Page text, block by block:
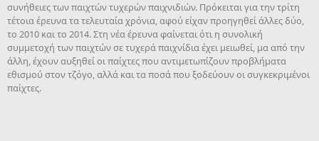
συνήθειες των παιχτών τυχερών παιχνιδιών. Πρόκειται για την τρίτη
τέτοια έρευνα τα τελευταία χρόνια, αφού είχαν προηγηθεί άλλες δύο,
το 2010 και το 2014. Στη νέα έρευνα φαίνεται ότι η συνολική
συμμετοχή των παιχτών σε τυχερά παιχνίδια έχει μειωθεί, μα από την
άλλη, έχουν αυξηθεί οι παίχτες που αντιμετωπίζουν προβλήματα
εθισμού στον τζόγο, αλλά και τα ποσά που ξοδεύουν οι συγκεκριμένοι
παίχτες.